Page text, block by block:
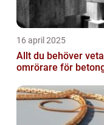
16 april 2025
Allt du behöver
omrörare för